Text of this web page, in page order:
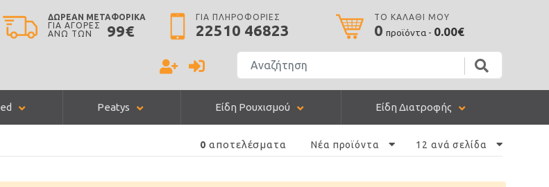
ΤΟ ΚΑΛΑΘΙ ΜΟΥ
0 προϊόντα - 0.00€
ΓΙΑ ΠΛΗΡΟΦΟΡΙΕΣ
22510 46823
ΔΩΡΕΑΝ ΜΕΤΑΦΟΡΙΚΑ
ΓΙΑ ΑΓΟΡΕΣ
ΑΝΩ ΤΩΝ
99€
Peatys Είδη Ρουχισμού Είδη Διατροφής
0 αποτελέσματα Νέα προϊόντα 12 ανά σελίδα